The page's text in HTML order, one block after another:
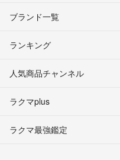
ブランド一覧
ランキング
人気商品チャンネル
ラクマplus
ラクマ最強鑑定